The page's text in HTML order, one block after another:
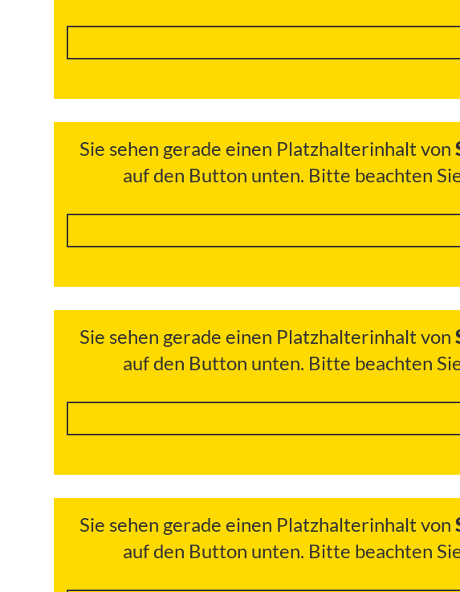
Sie sehen gerade einen Platzhalterinhalt von
auf den Button unten. Bitte beachten
Sie sehen gerade einen Platzhalterinhalt von
auf den Button unten. Bitte beachten
Sie sehen gerade einen Platzhalterinhalt von
auf den Button unten. Bitte beachten